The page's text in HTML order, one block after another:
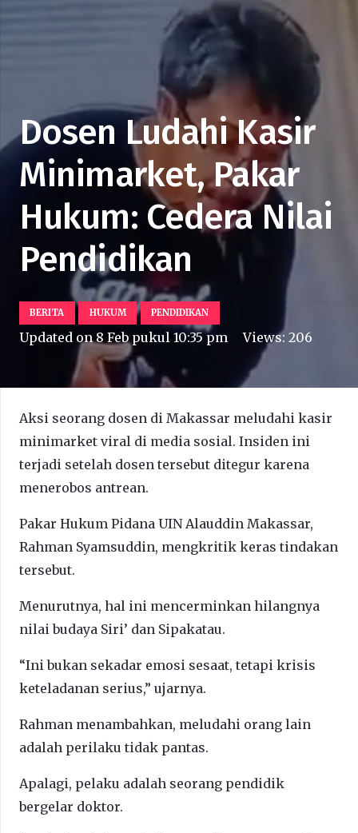
Dosen Ludahi Kasir
Minimarket, Pakar
Hukum: Cedera Nilai
Pendidikan
BERITA HUKUM PENDIDIKAN
Updated on8 Feb pukul 10:35 pm Views:206
Aksi seorang dosen di Makassar meludahi kasir
minimarket viral di media sosial. Insiden ini
terjadi setelah dosen tersebut ditegur karena
menerobos antrean.
Pakar Hukum Pidana UIN Alauddin Makassar,
Rahman Syamsuddin, mengkritik keras tindakan
tersebut.
Menurutnya, hal ini mencerminkan hilangnya
nilai budaya Siri’ dan Sipakatau.
“Ini bukan sekadar emosi sesaat, tetapi krisis
keteladanan serius,” ujarnya.
Rahman menambahkan, meludahi orang lain
adalah perilaku tidak pantas.
Apalagi, pelaku adalah seorang pendidik
bergelar doktor.